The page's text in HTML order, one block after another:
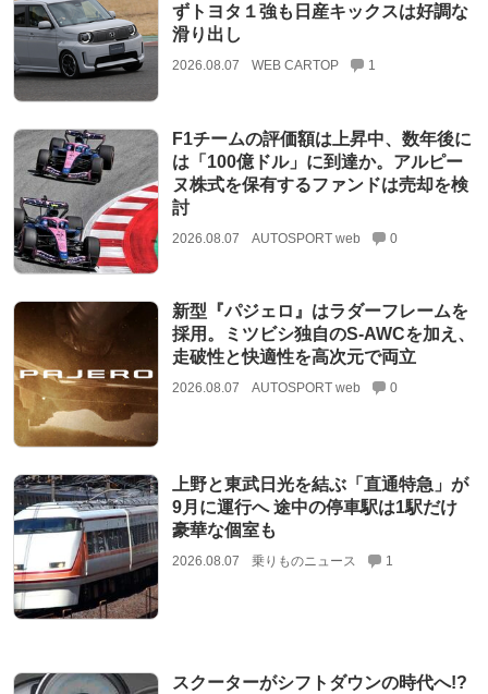
ずトヨタ１強も日産キックスは好調な
滑り出し
2026.08.07 WEB CARTOP 1
F1チームの評価額は上昇中、数年後に
は「100億ドル」に到達か。アルピー
ヌ株式を保有するファンドは売却を検
討
2026.08.07 AUTOSPORT web 0
新型『パジェロ』はラダーフレームを
採用。ミツビシ独自のS-AWCを加え、
走破性と快適性を高次元で両立
2026.08.07 AUTOSPORT web 0
上野と東武日光を結ぶ「直通特急」が
9月に運行へ 途中の停車駅は1駅だけ
豪華な個室も
2026.08.07 乗りものニュース 1
スクーターがシフトダウンの時代へ!?